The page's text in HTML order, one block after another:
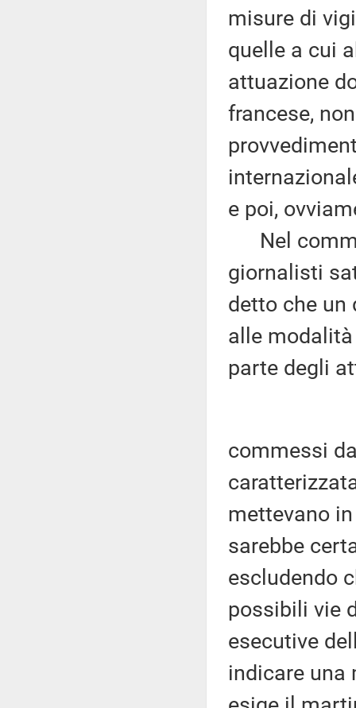
misure di
quelle a cui
attuazione
francese,
e poi,
Nel
giornalisti
detto che un
alle
parte degli
commessi
mettevano
sarebbe
escludendo
possibili vie
esecutive
indicare una